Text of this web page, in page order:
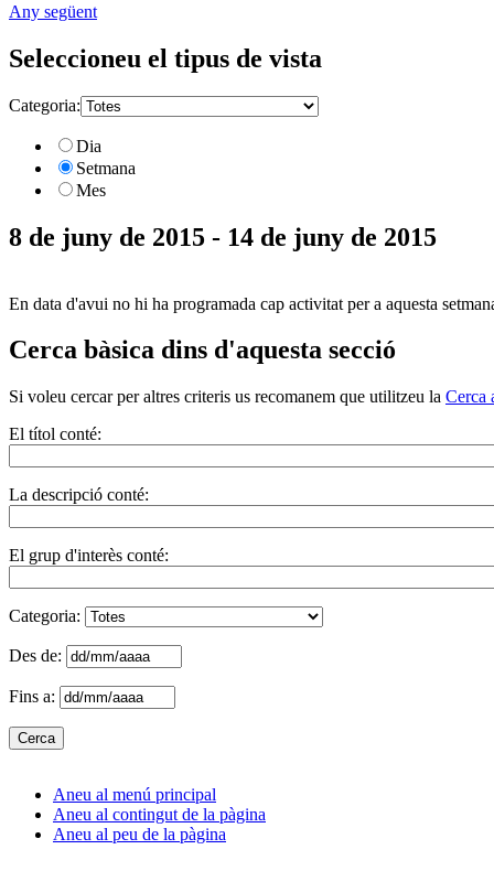
Any següent
Seleccioneu el tipus de vista
Categoria:
Dia
Setmana
Mes
8 de juny de 2015 - 14 de juny de 2015
En data d'avui no hi ha programada cap activitat per a aquesta
Cerca bàsica dins d'aquesta secció
Si voleu cercar per altres criteris us recomanem que utilitzeu la Cerca
El títol conté:
La descripció conté:
El grup d'interès conté:
Categoria:
Des de:
Fins a:
Aneu al menú principal
Aneu al contingut de la pàgina
Aneu al peu de la pàgina